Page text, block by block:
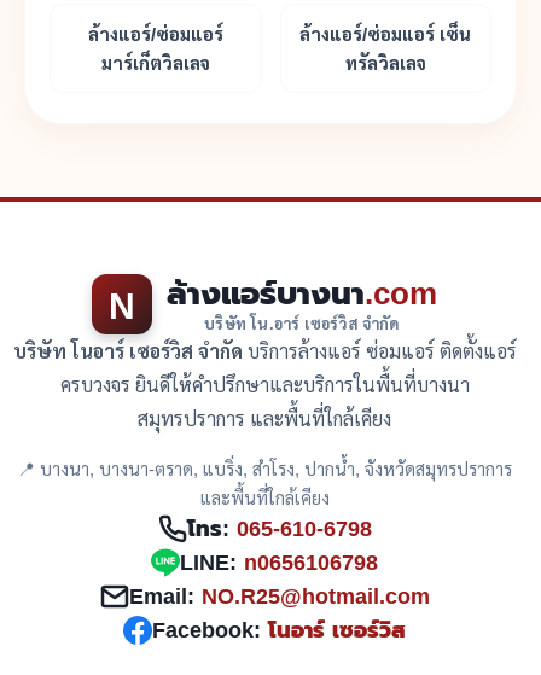
ล้างแอร์/ซ่อมแอร์
มาร์เก็ตวิลเลจ
ล้างแอร์/ซ่อมแอร์ เซ็น
ทรัลวิลเลจ
N ล้างแอร์บางนา.com
บริษัท โน.อาร์ เซอร์วิส จำกัด
บริษัท โนอาร์ เซอร์วิส จำกัด บริการล้างแอร์ ซ่อมแอร์ ติดตั้งแอร์
ครบวงจร ยินดีให้คำปรึกษาและบริการในพื้นที่บางนา
สมุทรปราการ และพื้นที่ใกล้เคียง
📍 บางนา, บางนา-ตราด, แบริ่ง, สำโรง, ปากน้ำ, จังหวัดสมุทรปราการ
และพื้นที่ใกล้เคียง
โทร: 065-610-6798
LINE: n0656106798
Email: NO.R25@hotmail.com
Facebook:โนอาร์ เซอร์วิส